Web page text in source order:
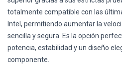
totalmente compatible con las
Intel, permitiendo aumentar la
sencilla y segura. Es la opción
potencia, estabilidad y un diseño
componente.